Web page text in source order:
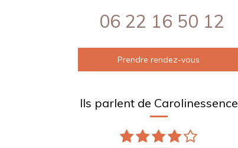
06 22 16 50 12
Prendre rendez-vous
Ils parlent de Carolinessence